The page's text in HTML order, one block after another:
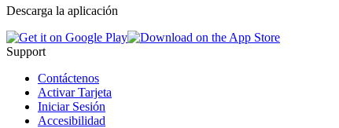
Descarga la aplicación
Support
Contáctenos
Activar Tarjeta
Iniciar Sesión
Accesibilidad